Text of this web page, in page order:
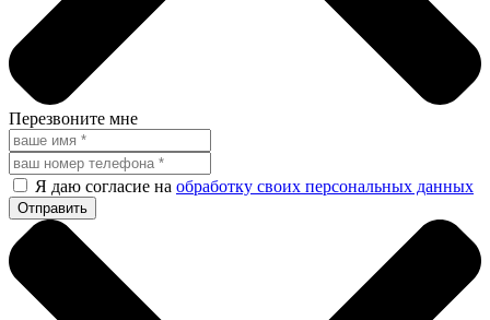
Перезвоните мне
Я даю согласие на обработку своих персональных данных